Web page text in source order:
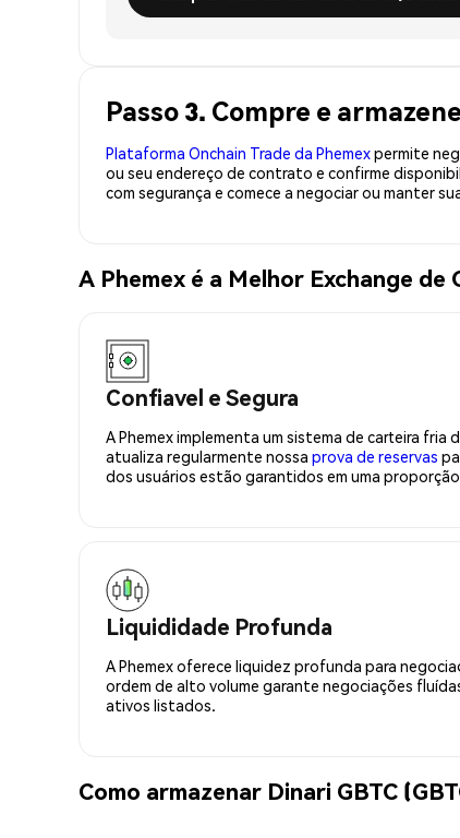
Passo 3. Compre e
Plataforma Onchain Trade da Phemexpermite
ou seu endereço de contrato e confirme
com segurança e comece a negociar ou manter
A Phemex é a Melhor Exchange
Confiavel e Segura
A Phemex implementa um sistema de carteira fria
atualiza regularmente nossa prova de reservas
dos usuários estão garantidos em uma proporção
Liquididade Profunda
A Phemex oferece liquidez profunda para
ordem de alto volume garante negociações
ativos listados.
Como armazenar Dinari GBTC